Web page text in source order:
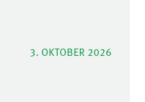
3. OKTOBER 2026